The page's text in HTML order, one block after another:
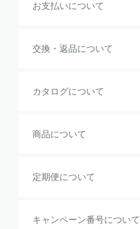
お支払いについて
交換・返品について
カタログについて
商品について
定期便について
キャンペーン番号について